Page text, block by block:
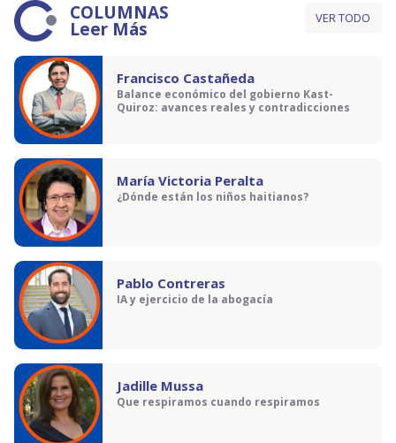
COLUMNAS
Leer Más VER TODO
Francisco Castañeda
Balance económico del gobierno Kast-
Quiroz: avances reales y contradicciones
María Victoria Peralta
¿Dónde están los niños haitianos?
Pablo Contreras
IA y ejercicio de la abogacía
Jadille Mussa
Que respiramos cuando respiramos